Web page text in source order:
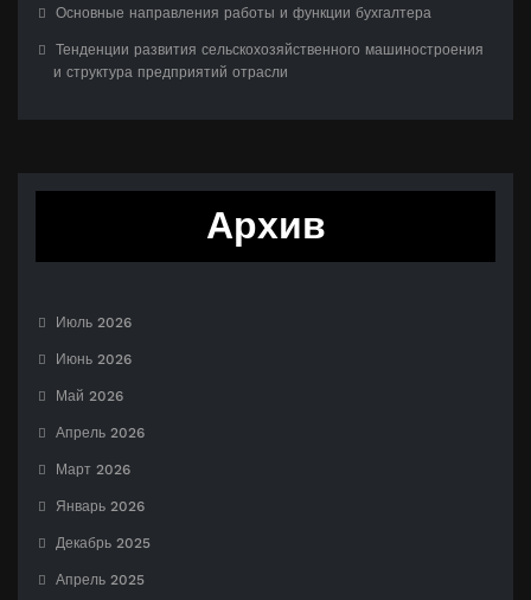
Основные направления работы и функции бухгалтера
Тенденции развития сельскохозяйственного машиностроения
и структура предприятий отрасли
Архив
Июль 2026
Июнь 2026
Май 2026
Апрель 2026
Март 2026
Январь 2026
Декабрь 2025
Апрель 2025